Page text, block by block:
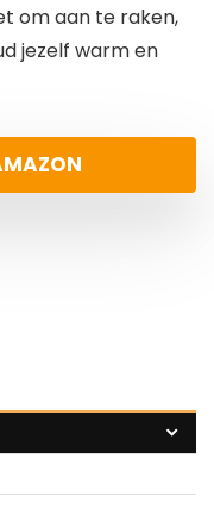
om aan te raken,
jezelf warm en